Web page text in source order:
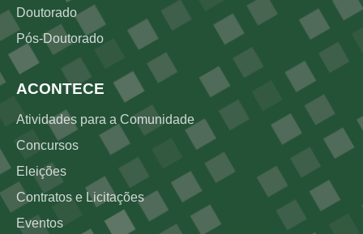
Doutorado
Pós-Doutorado
ACONTECE
Atividades para a Comunidade
Concursos
Eleições
Contratos e Licitações
Eventos